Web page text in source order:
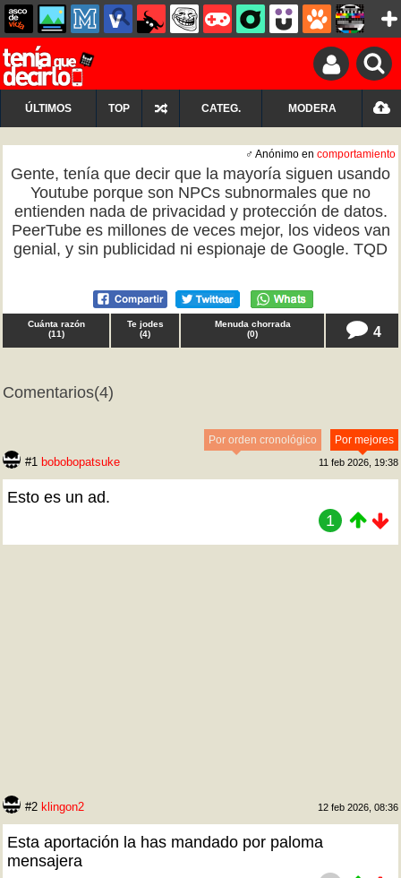
ÚLTIMOS TOP CATEG. MODERA
♂ Anónimo en comportamiento
Gente, tenía que decir que la mayoría siguen usando
Youtube porque son NPCs subnormales que no
entienden nada de privacidad y protección de datos.
PeerTube es millones de veces mejor, los videos van
genial, y sin publicidad ni espionaje de Google. TQD
Cuánta razón
(11)
Te jodes
(4)
Menuda chorrada
(0) 4
Comentarios(4)
Por mejores
Por orden cronológico
#1 bobobopatsuke 11 feb 2026, 19:38
Esto es un ad.
1
#2 klingon2 12 feb 2026, 08:36
Esta aportación la has mandado por paloma
mensajera